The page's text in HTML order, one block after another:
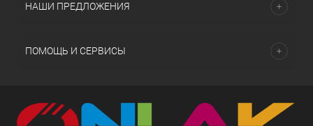
НАШИ ПРЕДЛОЖЕНИЯ
ПОМОЩЬ И СЕРВИСЫ